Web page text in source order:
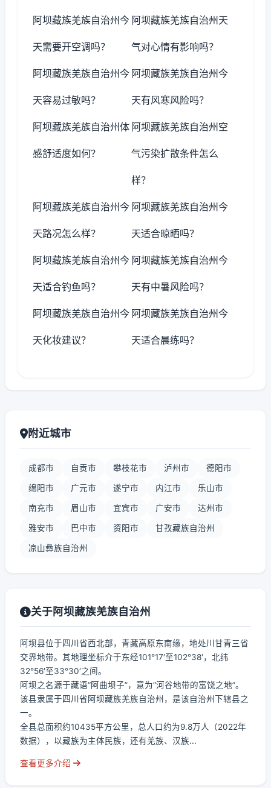
阿坝藏族羌族自治州今
天需要开空调吗？
阿坝藏族羌族自治州天
气对心情有影响吗？
阿坝藏族羌族自治州今
天容易过敏吗？
阿坝藏族羌族自治州今
天有风寒风险吗？
阿坝藏族羌族自治州体
感舒适度如何？
阿坝藏族羌族自治州空
气污染扩散条件怎么
样？
阿坝藏族羌族自治州今
天路况怎么样？
阿坝藏族羌族自治州今
天适合晾晒吗？
阿坝藏族羌族自治州今
天适合钓鱼吗？
阿坝藏族羌族自治州今
天有中暑风险吗？
阿坝藏族羌族自治州今
天化妆建议？
阿坝藏族羌族自治州今
天适合晨练吗？
附近城市
成都市 自贡市 攀枝花市 泸州市 德阳市
绵阳市 广元市 遂宁市 内江市 乐山市
南充市 眉山市 宜宾市 广安市 达州市
雅安市 巴中市 资阳市 甘孜藏族自治州
凉山彝族自治州
关于阿坝藏族羌族自治州
阿坝县位于四川省西北部，青藏高原东南缘，地处川甘青三省
交界地带。其地理坐标介于东经101°17′至102°38′，北纬
32°56′至33°30′之间。
阿坝之名源于藏语“阿曲坝子”，意为“河谷地带的富饶之地”。
该县隶属于四川省阿坝藏族羌族自治州，是该自治州下辖县之
一。
全县总面积约10435平方公里，总人口约为9.8万人（2022年
数据），以藏族为主体民族，还有羌族、汉族...
查看更多介绍